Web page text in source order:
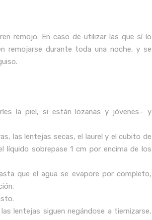
remojo. En caso de utilizar las que sí lo
remojarse durante toda una noche, y se
la piel, si están lozanas y jóvenes– y
las lentejas secas, el laurel y el cubito de
sobrepase 1 cm por encima de los
que el agua se evapore por completo,
lentejas siguen negándose a tiernizarse,